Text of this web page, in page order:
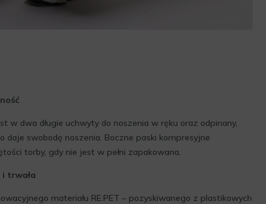
w dwa długie uchwyty do noszenia w ręku oraz odpinany,
daje swobodę noszenia. Boczne paski kompresyjne
torby, gdy nie jest w pełni zapakowana.
trwała
materiału RE:PET – pozyskiwanego z plastikowych